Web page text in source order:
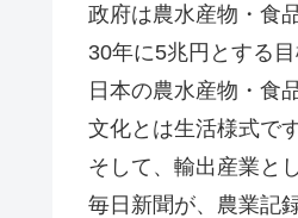
政府は農水産物・食
30年に5兆円とする
日本の農水産物・食
文化とは生活様式で
そして、輸出産業と
毎日新聞が、農業記